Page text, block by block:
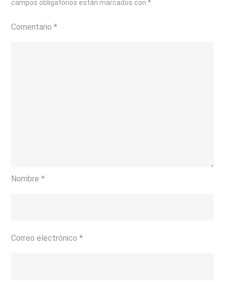
campos obligatorios están marcados con*
Comentario*
Nombre*
Correo electrónico*